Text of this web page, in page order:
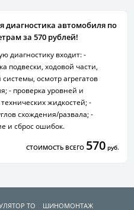
диагностика автомобиля по
за 570 рублей!
диагностику входит: -
подвески, ходовой части,
осмотр агрегатов
- проверка уровней и
жидкостей; -
схождения/развала; -
и сброс ошибок.
СТОИМОСТЬ ВСЕГО 570руб.
ТО ШИНОМОНТАЖ